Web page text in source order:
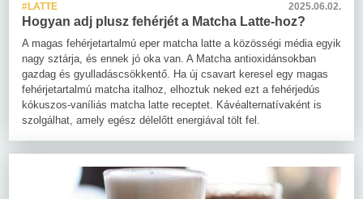
#LATTE 2025.06.02.
Hogyan adj plusz fehérjét a Matcha Latte-hoz?
A magas fehérjetartalmú eper matcha latte a közösségi média egyik
nagy sztárja, és ennek jó oka van. A Matcha antioxidánsokban
gazdag és gyulladáscsökkentő. Ha új csavart keresel egy magas
fehérjetartalmú matcha italhoz, elhoztuk neked ezt a fehérjedús
kókuszos-vaníliás matcha latte receptet. Kávéalternatívaként is
szolgálhat, amely egész délelőtt energiával tölt fel.